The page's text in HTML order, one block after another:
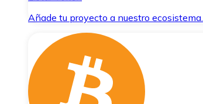
Añade tu proyecto a nuestro ecosistema.